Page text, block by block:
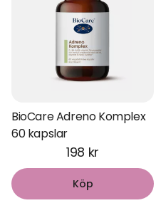
BioCare Adreno Komplex
60 kapslar
198 kr
Köp